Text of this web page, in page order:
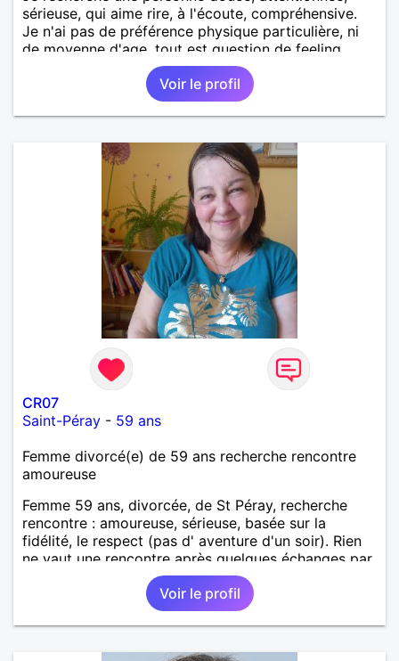
sérieuse, qui aime rire, à l'écoute, compréhensive.
Je n'ai pas de préférence physique particulière, ni
de moyenne d'age, tout est question de feeling.
Voir le profil
CR07
Saint-Péray - 59 ans
Femme divorcé(e) de 59 ans recherche rencontre
amoureuse
Femme 59 ans, divorcée, de St Péray, recherche
rencontre : amoureuse, sérieuse, basée sur la
fidélité, le respect (pas d' aventure d'un soir). Rien
ne vaut une rencontre après quelques échanges par
messages pour savoir si il y a un feeling entre les
deux et le désir de se revoir. Au plaisir de se
Voir le profil